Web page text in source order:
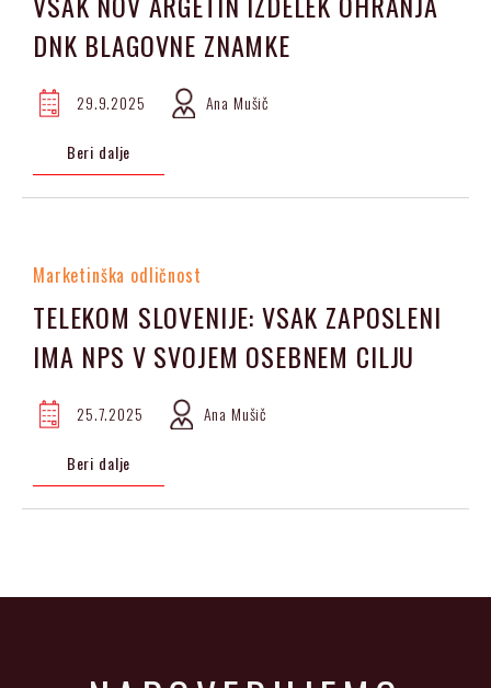
DNK BLAGOVNE ZNAMKE
29.9.2025 Ana Mušič
Beri dalje
Marketinška odličnost
TELEKOM SLOVENIJE: VSAK ZAPOSLENI
IMA NPS V SVOJEM OSEBNEM CILJU
25.7.2025 Ana Mušič
Beri dalje